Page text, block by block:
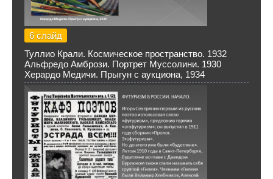
6 слайд
Туллио Крали. Космическое пространство. 1932
Альфредо Амбрози. Портрет Муссолини. 1930
Херардо Медичи. Прыгун с аукциона, 1934